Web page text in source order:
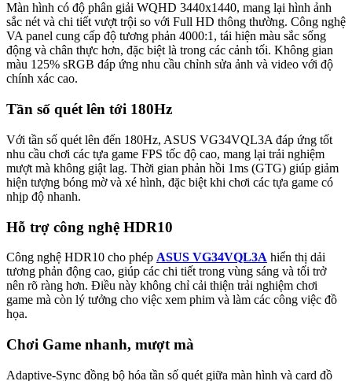
Màn hình có độ phân giải WQHD 3440x1440, mang lại hình ảnh
sắc nét và chi tiết vượt trội so với Full HD thông thường. Công nghệ
VA panel cung cấp độ tương phản 4000:1, tái hiện màu sắc sống
động và chân thực hơn, đặc biệt là trong các cảnh tối. Không gian
màu 125% sRGB đáp ứng nhu cầu chỉnh sửa ảnh và video với độ
chính xác cao.
Tần số quét lên tới 180Hz
Với tần số quét lên đến 180Hz, ASUS VG34VQL3A đáp ứng tốt
nhu cầu chơi các tựa game FPS tốc độ cao, mang lại trải nghiệm
mượt mà không giật lag. Thời gian phản hồi 1ms (GTG) giúp giảm
hiện tượng bóng mờ và xé hình, đặc biệt khi chơi các tựa game có
nhịp độ nhanh.
Hỗ trợ công nghệ HDR10
Công nghệ HDR10 cho phép ASUS VG34VQL3A hiển thị dải
tương phản động cao, giúp các chi tiết trong vùng sáng và tối trở
nên rõ ràng hơn. Điều này không chỉ cải thiện trải nghiệm chơi
game mà còn lý tưởng cho việc xem phim và làm các công việc đồ
họa.
Chơi Game nhanh, mượt mà
Adaptive-Sync đồng bộ hóa tần số quét giữa màn hình và card đồ